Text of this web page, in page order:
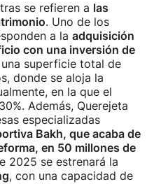
se refieren a las
. Uno de los
a la adquisición
con una inversión de
superficie total de
donde se aloja la
en la que el
Además, Querejeta
especializadas
Bakh, que acaba de
en 50 millones de
2025 se estrenará la
, con una capacidad de